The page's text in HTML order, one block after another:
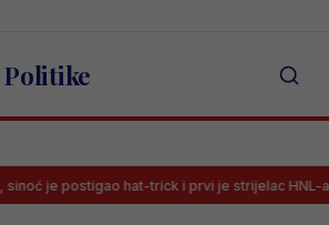
Politike
postigao hat-trick i prvi je strijelac HNL-a